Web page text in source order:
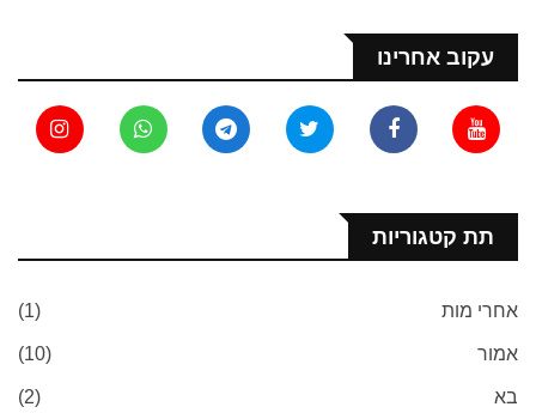
עקוב אחרינו
תת קטגוריות
אחרי מות (1)
אמור (10)
בא (2)